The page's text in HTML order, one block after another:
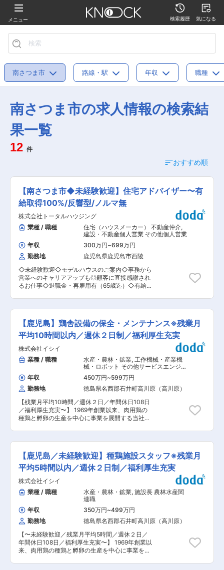
メニュー 検索履歴 気になる
南さつま市 路線・駅 年収 職種
南さつま市の求人情報の検索結
果一覧
12 件
おすすめ順
【南さつま市◆未経験歓迎】住宅アドバイザー〜有
給取得100%/反響型/ノルマ無
株式会社トータルハウジング
業種 / 職種
住宅（ハウスメーカー） 不動産仲介,
建設・不動産個人営業 その他個人営業
年収
300万円~699万円
勤務地
鹿児島県鹿児島市西陵
◇未経験歓迎◇モデルハウスのご案内◇事務から
営業へのキャリアアップも◎顧客に直接感謝され
るお仕事◇退職金・再雇用有（65歳迄）◇有給取
ロ”へ／ 飛び込みなし・反響営業で安心スター
ト。 来場されたお客様に対して、理想の住まいを
提案する営業職です。 「売る」よりも「寄り添
う」スタイルで、人生最大の買い物をサポートし
ます。 ▼詳細： ・モデルハウス来場者のご案内
・家づくりのヒアリング（家族構成・予算など）
・土地や物件の提案 ・住宅プランのご提案 ・住
宅ローン・融資手続きサポート ・契約手続き・書
類作成 ・引き渡しまでのフォロー ※飛び込み営業
なし／反響中心 ※イベント・広告経由の来場対応
がメイン ■組織構成： 4名（営業2名／事務2名）
在籍しています。 ■魅力： 〇未経験でも成果が
出る仕組み… 来場数を重視した集客体制があり、
営業未経験でも提案機会が豊富です。 OJT・研修
体制も整っています。 〇ノルマなし×高収入… 個
人に厳しいノルマはありません。 一方で成果はし
時間/飛び込み営業なし。 長く続けやすい環境で
す。 ■当社について： 鹿児島で創業30年以上。
耐震性・耐火性に強い2×4工法を強みに、地域密
着で住宅事業を展開しています。 年間100棟以上
の施工実績があり、お客様満足度の高い家づくり
が特徴です。 変更の範囲：会社の定める業務
【鹿児島】鶏舎設備の保全・メンテナンス※残業月
平均10時間以内／週休２日制／福利厚生充実
株式会社イシイ
業種 / 職種
水産・農林・鉱業, 工作機械・産業機
械・ロボット その他サービスエンジニ
ア
年収 450万円~599万円
勤務地
徳島県名西郡石井町高川原（高川原）
【残業月平均10時間／週休２日／年間休日108日
／福利厚生充実〜】 1969年創業以来、肉用鶏の
種鶏と孵卵の生産を中心に事業を展開する当社に
全 ・部材持ち込み、修理 等 ■入社後について 研
修を本社かWEBで受けていただきます。その後、
配属になり、配属先での研修やＯＪＴで業務を覚
えていただきます。先輩社員が手厚くフォローす
るので、未経験の方でも安心して入社いただけま
す。 ■組織構成 69名（20代:9名、30代:5名、40
代:9名、50代:15名、60代:20名） 幅広い年代の
方が活躍いただけてます！女性の方も活躍中！ ■
評価制度：当社の評価制度では、社員一人一人が
目標をもち、公正な評価・行動と成果に見合った
評価を行うことを大切にしております。 そのた
め、コンピテンシー（プロセス評価）とMBO（数
値評価）による評価制度を採用しており、結果ば
かりではなく過程にも目を向けて、社員の評価を
行っております。 ■働き方： ・週休：シフトに
よる週2日制です。※シフトの都合により、1日休
【鹿児島／未経験歓迎】種鶏施設スタッフ※残業月
平均5時間以内／週休２日制／福利厚生充実
株式会社イシイ
業種 / 職種
水産・農林・鉱業, 施設長 農林水産関
連職
年収
350万円~499万円
勤務地
徳島県名西郡石井町高川原（高川原）
【〜未経験歓迎／残業月平均5時間／週休２日／
年間休日108日／福利厚生充実〜】 1969年創業以
来、肉用鶏の種鶏と孵卵の生産を中心に事業を展